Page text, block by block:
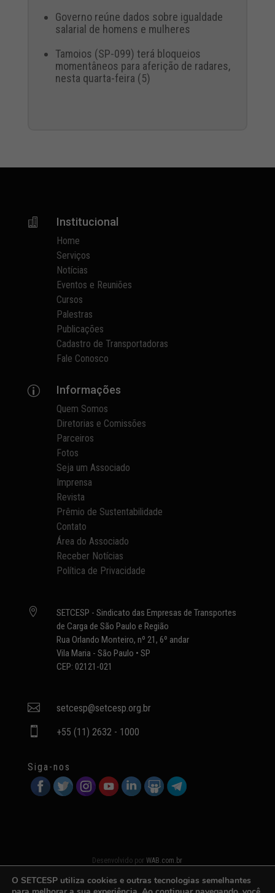
Governo reúne dados sobre igualdade
salarial de homens e mulheres
Tamoios (SP-099) terá bloqueios
momentâneos para aferição de radares,
nesta quarta-feira (5)
 Institucional
Home
Serviços
Notícias
Eventos e Reuniões
Cursos
Palestras
Publicações
Cadastro de Transportadoras
Fale Conosco
p Informações
Quem Somos
Diretorias e Comissões
Parceiros
Fotos
Seja um Associado
Imprensa
Revista
Prêmio de Sustentabilidade
Contato
Área do Associado
Receber Notícias
Política de Privacidade

SETCESP - Sindicato das Empresas de Transportes
de Carga de São Paulo e Região
Rua Orlando Monteiro, nº 21, 6º andar
Vila Maria - São Paulo • SP
CEP: 02121-021
 setcesp@setcesp.org.br
 +55 (11) 2632 - 1000
Siga-nos
Desenvolvido porWAB.com.br
O SETCESP utiliza cookies e outras tecnologias semelhantes